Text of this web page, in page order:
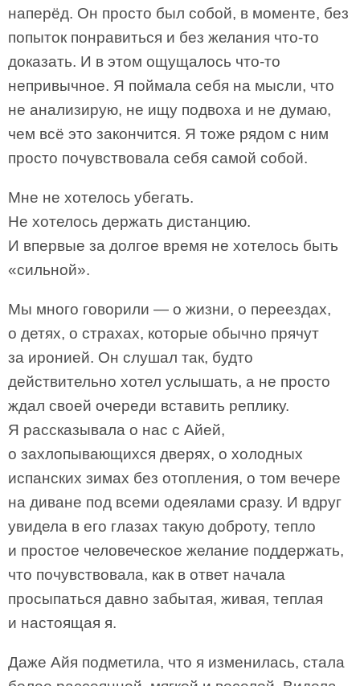
наперёд. Он просто был собой, в моменте, без
попыток понравиться и без желания что-то
доказать. И в этом ощущалось что-то
непривычное. Я поймала себя на мысли, что
не анализирую, не ищу подвоха и не думаю,
чем всё это закончится. Я тоже рядом с ним
просто почувствовала себя самой собой.
Мне не хотелось убегать.
Не хотелось держать дистанцию.
И впервые за долгое время не хотелось быть
«сильной».
Мы много говорили — о жизни, о переездах,
о детях, о страхах, которые обычно прячут
за иронией. Он слушал так, будто
действительно хотел услышать, а не просто
ждал своей очереди вставить реплику.
Я рассказывала о нас с Айей,
о захлопывающихся дверях, о холодных
испанских зимах без отопления, о том вечере
на диване под всеми одеялами сразу. И вдруг
увидела в его глазах такую доброту, тепло
и простое человеческое желание поддержать,
что почувствовала, как в ответ начала
просыпаться давно забытая, живая, теплая
и настоящая я.
Даже Айя подметила, что я изменилась, стала